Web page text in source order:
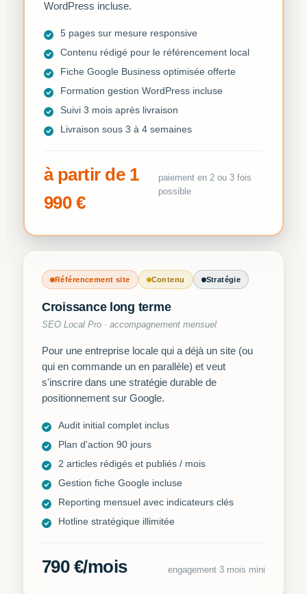
WordPress incluse.
5 pages sur mesure responsive
Contenu rédigé pour le référencement local
Fiche Google Business optimisée offerte
Formation gestion WordPress incluse
Suivi 3 mois après livraison
Livraison sous 3 à 4 semaines
à partir de 1
990 €
paiement en 2 ou 3 fois
possible
Référencement site Contenu Stratégie
Croissance long terme
SEO Local Pro · accompagnement mensuel
Pour une entreprise locale qui a déjà un site (ou
qui en commande un en parallèle) et veut
s'inscrire dans une stratégie durable de
positionnement sur Google.
Audit initial complet inclus
Plan d'action 90 jours
2 articles rédigés et publiés / mois
Gestion fiche Google incluse
Reporting mensuel avec indicateurs clés
Hotline stratégique illimitée
790 €/mois engagement 3 mois mini